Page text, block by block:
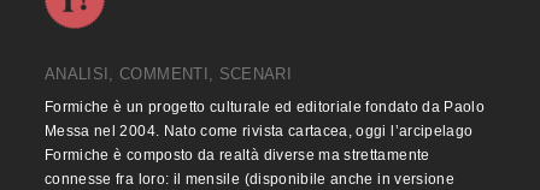
ANALISI, COMMENTI, SCENARI
Formiche è un progetto culturale ed editoriale fondato da Paolo
Messa nel 2004. Nato come rivista cartacea, oggi l’arcipelago
Formiche è composto da realtà diverse ma strettamente
connesse fra loro: il mensile (disponibile anche in versione